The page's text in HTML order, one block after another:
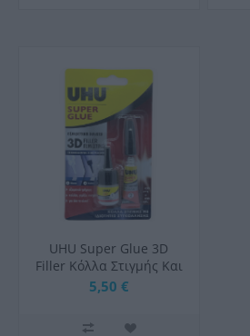
UHU Super Glue 3D
Filler Κόλλα Στιγμής Και
Γεμίσματος 3g+9g
5,50 €